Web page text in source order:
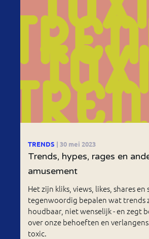
TRENDS | 30 mei 2023
Trends, hypes, rages en
amusement
Het zijn kliks, views, likes, shares en
tegenwoordig bepalen wat trends
houdbaar, niet wenselijk - en zegt
over onze behoeften en
toxic.